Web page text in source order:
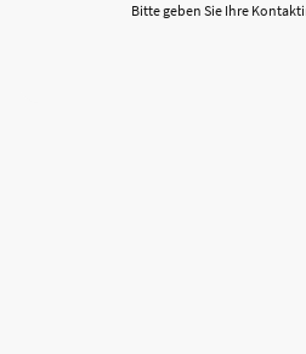
Bitte geben Sie Ihre